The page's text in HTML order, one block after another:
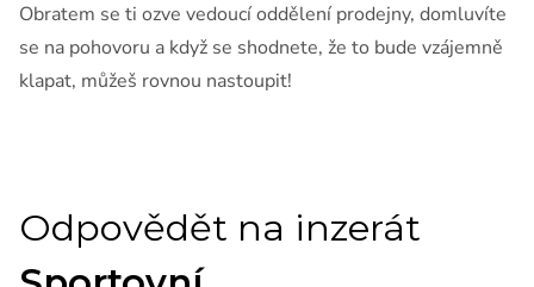
Obratem se ti ozve vedoucí oddělení prodejny, domluvíte
se na pohovoru a když se shodnete, že to bude vzájemně
klapat, můžeš rovnou nastoupit!